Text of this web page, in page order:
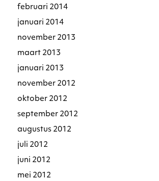
februari 2014
januari 2014
november 2013
maart 2013
januari 2013
november 2012
oktober 2012
september 2012
augustus 2012
juli 2012
juni 2012
mei 2012